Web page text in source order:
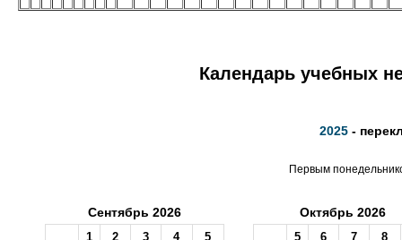
Календарь учебных
2025 -
Первым
Сентябрь 2026
1 2 3 4
5
Октябрь 2026
5 6 7
8